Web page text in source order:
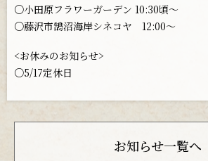
○小田原フラワーガーデン 10:30頃〜
○藤沢市鵠沼海岸シネコヤ 12:00〜
<お休みのお知らせ>
○5/17定休日
お知らせ一覧へ